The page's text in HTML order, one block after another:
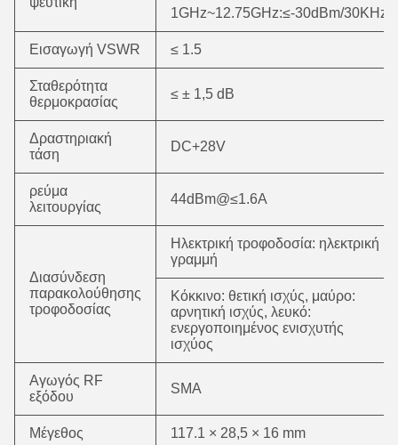
1GHz~12.75GHz:≤-30dBm/30KHz
Εισαγωγή VSWR ≤ 1.5
Σταθερότητα
θερμοκρασίας
≤ ± 1,5 dB
Δραστηριακή
τάση
DC+28V
ρεύμα
λειτουργίας
44dBm@≤1.6A
Διασύνδεση
παρακολούθησης
τροφοδοσίας
Ηλεκτρική τροφοδοσία: ηλεκτρική
γραμμή
Κόκκινο: θετική ισχύς, μαύρο:
αρνητική ισχύς, λευκό:
ενεργοποιημένος ενισχυτής
ισχύος
Αγωγός RF
εξόδου
SMA
Μέγεθος 117.1 × 28,5 × 16 mm